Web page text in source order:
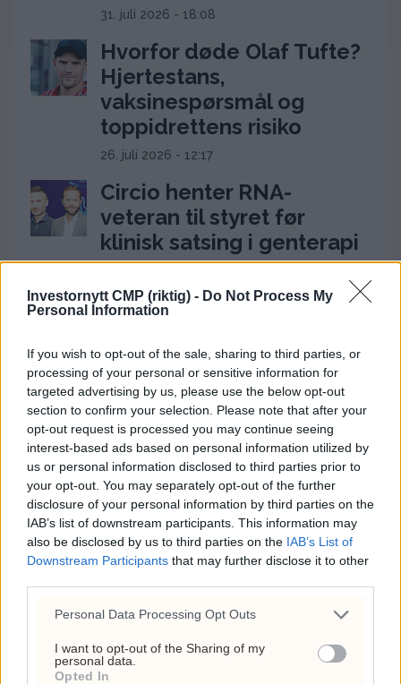
Investornytt CMP (riktig) - Do Not Process My
Personal Information
If you wish to opt-out of the sale, sharing to third parties, or
processing of your personal or sensitive information for
targeted advertising by us, please use the below opt-out
section to confirm your selection. Please note that after your
opt-out request is processed you may continue seeing
interest-based ads based on personal information utilized by
us or personal information disclosed to third parties prior to
your opt-out. You may separately opt-out of the further
disclosure of your personal information by third parties on the
IAB’s list of downstream participants. This information may
also be disclosed by us to third parties on the IAB’s List of
Downstream Participants that may further disclose it to other
Personal Data Processing Opt Outs
I want to opt-out of the Sharing of my
personal data.
Opted In
31. juli 2026 - 18:08
Hvorfor døde Olaf Tufte?
Hjertestans,
vaksinespørsmål og
toppidrettens risiko
26. juli 2026 - 12:17
Circio henter RNA-
veteran til styret før
klinisk satsing i genterapi
Ukens aksje: Kan ta av
2. august 2026 - 12:17
Frp-topp fikk kvart million
fra First House for
«Trump-VM»-podkast –
Rødts Mímir Kristjánsson
raser
22. juli 2026 - 09:00